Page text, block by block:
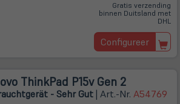
Gratis verzending
binnen Duitsland met
DHL
Configureer
ThinkPad P15v Gen 2
- Sehr Gut | Art.-Nr. A54769